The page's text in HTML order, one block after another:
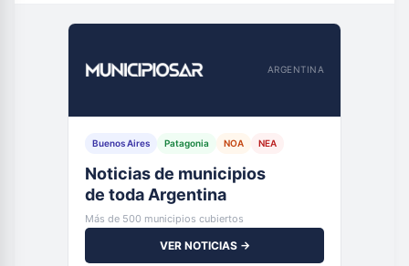
ARGENTINA
Buenos Aires Patagonia NOA NEA
Noticias de municipios
de toda Argentina
Más de 500 municipios cubiertos
VER NOTICIAS →